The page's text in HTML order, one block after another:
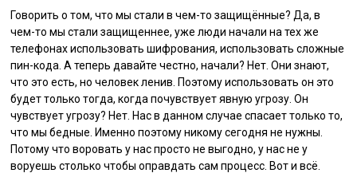
Говорить о том, что мы стали в чем-то защищённые? Да, в
чем-то мы стали защищеннее, уже люди начали на тех же
телефонах использовать шифрования, использовать сложные
пин-кода. А теперь давайте честно, начали? Нет. Они знают,
что это есть, но человек ленив. Поэтому использовать он это
будет только тогда, когда почувствует явную угрозу. Он
чувствует угрозу? Нет. Нас в данном случае спасает только то,
что мы бедные. Именно поэтому никому сегодня не нужны.
Потому что воровать у нас просто не выгодно, у нас не у
воруешь столько чтобы оправдать сам процесс. Вот и всё.